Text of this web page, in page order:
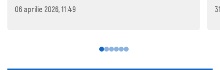
06 aprilie 2026, 11:49